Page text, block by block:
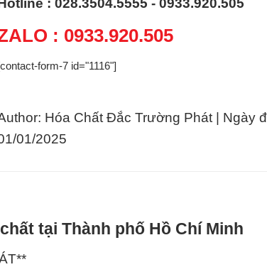
: 028.3504.5555 - 0933.920.505
: 0933.920.505
form-7 id="1116"]
Hóa Chất Đắc Trường Phát | Ngày
01/2025
tại Thành phố Hồ Chí Minh